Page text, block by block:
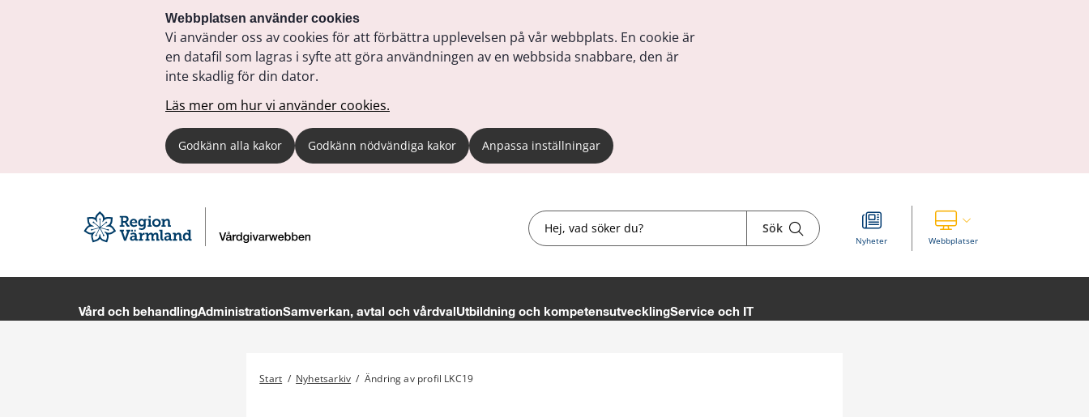
Webbplatsen använder cookies
Vi använder oss av cookies för att förbättra upplevelsen på vår webbplats. En cookie är
en datafil som lagras i syfte att göra användningen av en webbsida snabbare, den är
inte skadlig för din dator.
Läs mer om hur vi använder cookies.
Godkänn alla kakor Godkänn nödvändiga kakor Anpassa inställningar
Sök Sök
Nyheter WebbplatserVisa våra andra webbplatser
Vård och behandlingAdministrationSamverkan, avtal och vårdval Utbildning och kompetensutvecklingService och IT
Start / Nyhetsarkiv / Ändring av profil LKC19